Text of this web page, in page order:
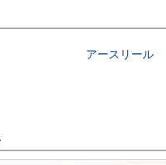
アースリール